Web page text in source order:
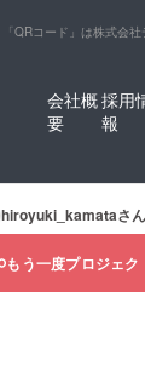
「QRコード」は株式会
会社概
要
採用
報
hiroyuki_kamataさ
もう一度プロジェ